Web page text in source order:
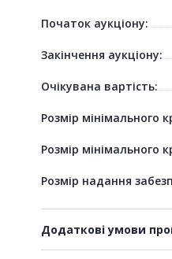
Початок аукціону:
Закінчення аукціону:
Очікувана вартість:
Розмір мінімального
Розмір мінімального
Розмір надання
Додаткові умови